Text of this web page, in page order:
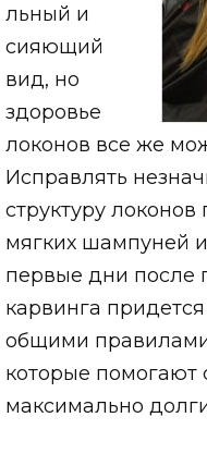
льный и
сияющий
вид, но
здоровье
локонов все же
Исправлять
структуру
мягких шампуней
первые дни после
карвинга
общими
которые помогают
максимально